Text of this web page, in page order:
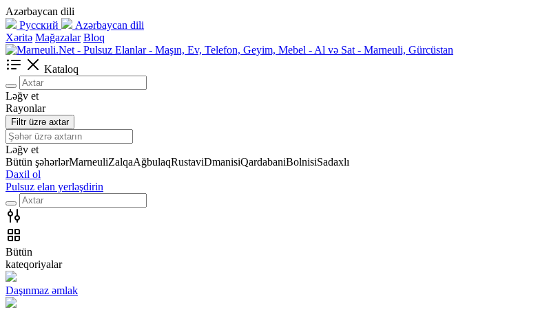
Azərbaycan dili
Русский
Azərbaycan dili
Xəritə Mağazalar Bloq
Kataloq
Ləğv et
Rayonlar
Filtr üzrə axtar
Ləğv et
Bütün şəhərlərMarneuliZalqaAğbulaqRustaviDmanisiQardabaniBolnisiSadaxlı
Daxil ol
Pulsuz elan yerləşdirin
Bütün
kateqoriyalar
Daşınmaz əmlak